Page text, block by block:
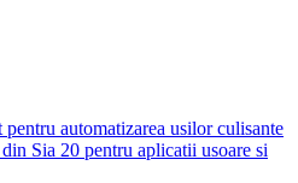
pentru automatizarea usilor culisante
Sia 20 pentru aplicatii usoare si